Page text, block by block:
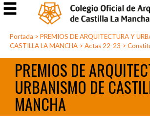
Portada > PREMIOS DE ARQUITECTURA Y
CASTILLA LA MANCHA > Actas 22-23 >
PREMIOS DE
URBANISMO DE
MANCHA